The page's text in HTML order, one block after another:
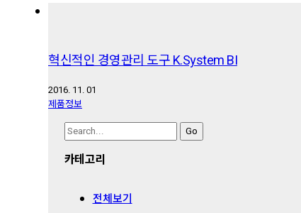
혁신적인 경영관리 도구 K.System BI
2016. 11. 01
제품정보
Search
카테고리
전체보기